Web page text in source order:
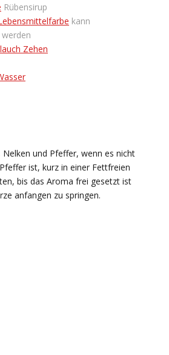
Rübensirup
kann
Zehen
Nelken und Pfeffer, wenn es nicht
ist, kurz in einer Fettfreien
bis das Aroma frei gesetzt ist
anfangen zu springen.